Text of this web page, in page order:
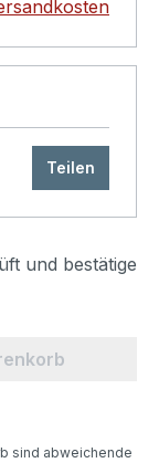
Teilen
und bestätige
sind abweichende